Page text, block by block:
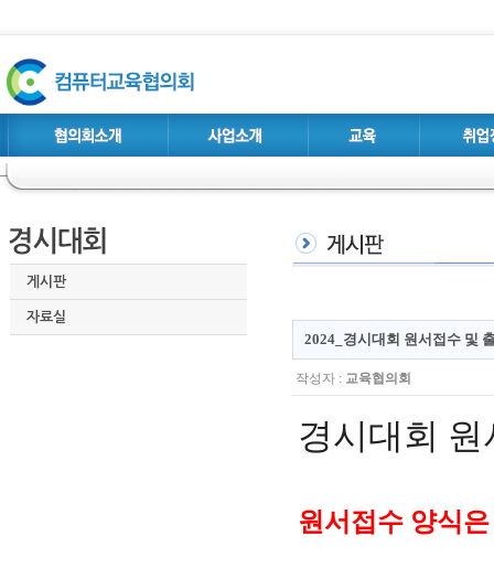
게시판
자료실
2024_경시대회 원서접수 및
작성자 : 교육협의회
경시대회
원서접수 양식